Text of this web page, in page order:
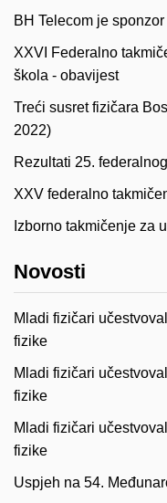
BH Telecom je
XXVI Federalno
škola - obavijest
Treći susret fizičara
2022)
Rezultati 25.
XXV federalno
Izborno takmičenje za
Novosti
Mladi fizičari
fizike
Mladi fizičari
fizike
Mladi fizičari
fizike
Uspjeh na 54.